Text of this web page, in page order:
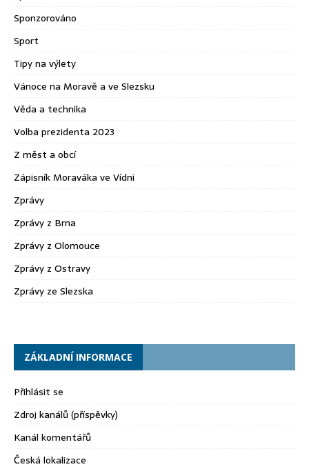
Sponzorováno
Sport
Tipy na výlety
Vánoce na Moravě a ve Slezsku
Věda a technika
Volba prezidenta 2023
Z měst a obcí
Zápisník Moraváka ve Vídni
Zprávy
Zprávy z Brna
Zprávy z Olomouce
Zprávy z Ostravy
Zprávy ze Slezska
ZÁKLADNÍ INFORMACE
Přihlásit se
Zdroj kanálů (příspěvky)
Kanál komentářů
Česká lokalizace